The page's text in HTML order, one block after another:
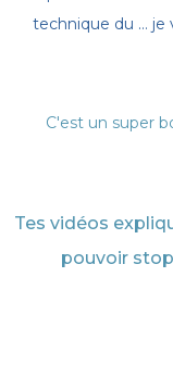
technique du … je
C'est un super
Tes vidéos
pouvoir